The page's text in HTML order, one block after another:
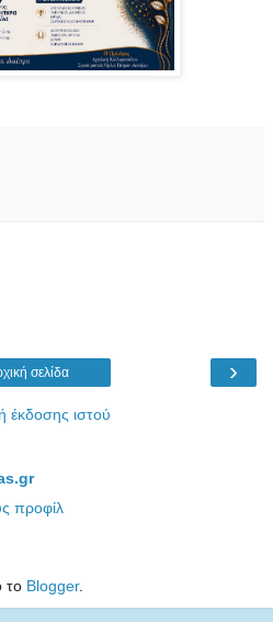
›
σελίδα
έκδοσης ιστού
προφίλ
το Blogger.